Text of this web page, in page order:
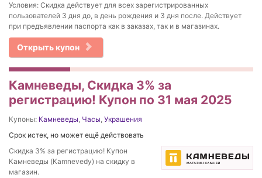
Условия: Скидка действует для всех зарегистрированных
пользователей 3 дня до, в день рождения и 3 дня после. Действует
при предъявлении паспорта как в заказах, так и в магазинах.
Открыть купон
Камневеды, Скидка 3% за
регистрацию! Купон по 31 мая 2025
Купоны: Камневеды, Часы, Украшения
Срок истек, но может ещё действовать
Скидка 3% за регистрацию! Купон
Камневеды (Kamnevedy) на скидку в
магазин.